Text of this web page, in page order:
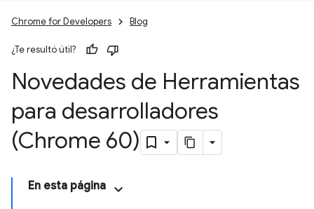
Chrome for Developers Blog
¿Te resultó útil?
Novedades de Herramientas
para desarrolladores
(Chrome 60)
En esta página